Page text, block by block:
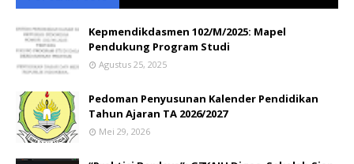
Kepmendikdasmen 102/M/2025: Mapel
Pendukung Program Studi
Agustus 25, 2025
Pedoman Penyusunan Kalender Pendidikan
Tahun Ajaran TA 2026/2027
Mei 29, 2026